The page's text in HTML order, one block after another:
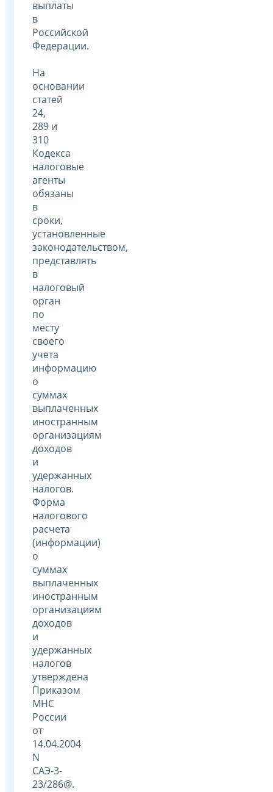
выплаты
в
Российской
Федерации.
На
основании
статей
24,
289 и
310
Кодекса
налоговые
агенты
обязаны
в
сроки,
установленные
законодательством,
представлять
в
налоговый
орган
по
месту
своего
учета
информацию
о
суммах
выплаченных
иностранным
организациям
доходов
и
удержанных
налогов.
Форма
налогового
расчета
(информации)
о
суммах
выплаченных
иностранным
организациям
доходов
и
удержанных
налогов
утверждена
Приказом
МНС
России
от
14.04.2004
N
САЭ-3-
23/286@.